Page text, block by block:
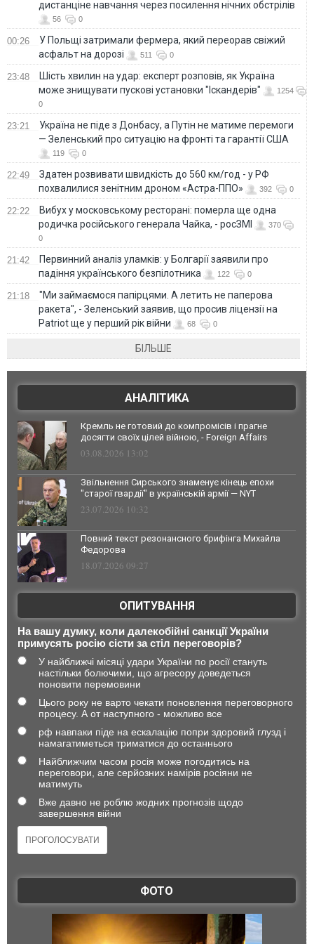
дистанціне навчання через посилення нічних обстрілів
56 0
00:26
У Польщі затримали фермера, який переорав свіжий
асфальт на дорозі
511 0
23:48
Шість хвилин на удар: експерт розповів, як Україна
може знищувати пускові установки "Іскандерів"
1254
0
23:21
Україна не піде з Донбасу, а Путін не матиме перемоги
— Зеленський про ситуацію на фронті та гарантії США
119 0
22:49
Здатен розвивати швидкість до 560 км/год - у РФ
похвалилися зенітним дроном «Астра-ППО»
392 0
22:22
Вибух у московському ресторані: померла ще одна
родичка російського генерала Чайка, - росЗМІ
370
0
21:42
Первинний аналіз уламків: у Болгарії заявили про
падіння українського безпілотника
122 0
21:18
"Ми займаємося папірцями. А летить не паперова
ракета", - Зеленський заявив, що просив ліцензії на
Patriot ще у перший рік війни
68 0
БІЛЬШЕ
АНАЛІТИКА
Кремль не готовий до компромісів і прагне
досягти своїх цілей війною, - Foreign Affairs
03.08.2026 13:02
Звільнення Сирського знаменує кінець епохи
"старої гвардії" в українській армії — NYT
23.07.2026 10:32
Повний текст резонансного брифінга Михайла
Федорова
18.07.2026 09:27
ОПИТУВАННЯ
На вашу думку, коли далекобійні санкції України
примусять росію сісти за стіл переговорів?
У найближчі місяці удари України по росії стануть
настільки болючими, що агресору доведеться
поновити перемовини
Цього року не варто чекати поновлення переговорного
процесу. А от наступного - можливо все
рф навпаки піде на ескалацію попри здоровий глузд і
намагатиметься триматися до останнього
Найближчим часом росія може погодитись на
переговори, але серйозних намірів росіяни не
матимуть
Вже давно не роблю жодних прогнозів щодо
завершення війни
ФОТО